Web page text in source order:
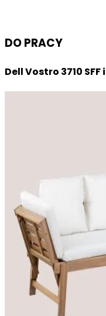
DO PRACY
Dell Vostro 3710 SFF